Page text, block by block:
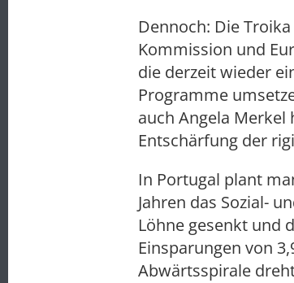
Dennoch: Die
Kommission und
die derzeit wieder
Programme
auch Angela Merkel
Entschärfung der
In Portugal plant
Jahren das Sozial-
Löhne gesenkt und
Einsparungen von
Abwärtsspirale